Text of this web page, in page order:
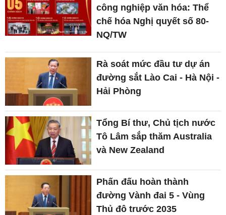
công nghiệp văn hóa: Thể
chế hóa Nghị quyết số 80-
NQ/TW
Rà soát mức đầu tư dự án
đường sắt Lào Cai - Hà Nội -
Hải Phòng
Tổng Bí thư, Chủ tịch nước
Tô Lâm sắp thăm Australia
và New Zealand
Phấn đấu hoàn thành
đường Vành đai 5 - Vùng
Thủ đô trước 2035